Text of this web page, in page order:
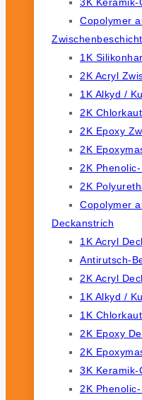
Copolymer
1K
2K Acryl
1K Alkyd /
2K
2K Epoxy
2K
2K
2K
Copolymer
Deckanstrich
1K Acryl
Antirutsch-
2K Acryl
1K Alkyd /
1K
2K Epoxy
2K
3K Keramik-
2K